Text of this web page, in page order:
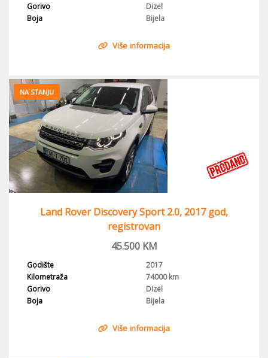
Gorivo
Dizel
Boja
Bijela
Više informacija
NA STANJU
Land Rover Discovery Sport 2.0, 2017 god,
registrovan
45.500KM
Godište
2017
Kilometraža
74000 km
Gorivo
Dizel
Boja
Bijela
Više informacija